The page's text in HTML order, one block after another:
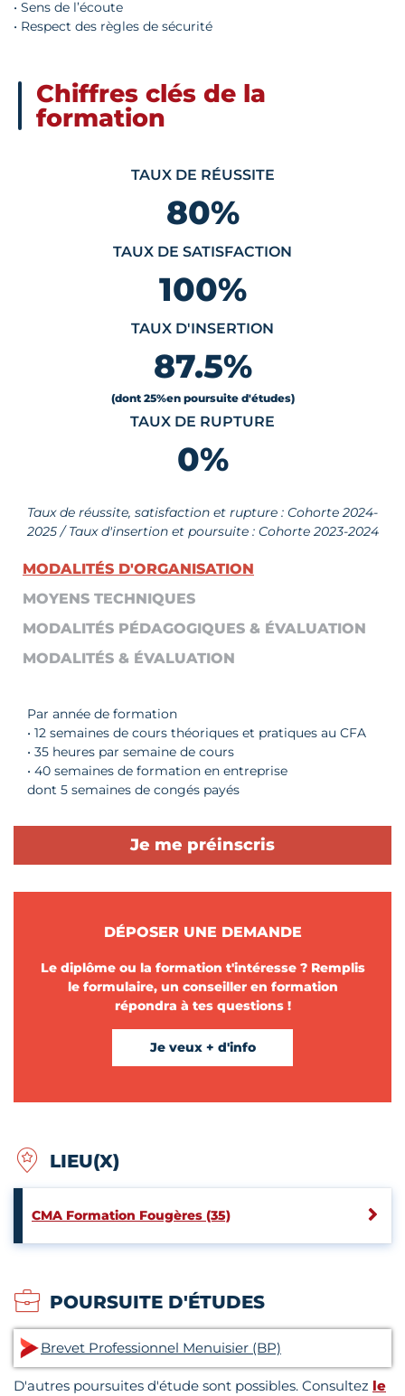
• Sens de l’écoute
• Respect des règles de sécurité
Chiffres clés de la
formation
TAUX DE RÉUSSITE
80%
TAUX DE SATISFACTION
100%
TAUX D'INSERTION
87.5%
(dont 25%en poursuite d'études)
TAUX DE RUPTURE
0%
Taux de réussite, satisfaction et rupture : Cohorte 2024-
2025 / Taux d'insertion et poursuite : Cohorte 2023-2024
MODALITÉS D'ORGANISATION
MOYENS TECHNIQUES
MODALITÉS PÉDAGOGIQUES & ÉVALUATION
MODALITÉS & ÉVALUATION
Par année de formation
• 12 semaines de cours théoriques et pratiques au CFA
• 35 heures par semaine de cours
• 40 semaines de formation en entreprise
dont 5 semaines de congés payés
Je me préinscris
DÉPOSER UNE DEMANDE
Le diplôme ou la formation t'intéresse ? Remplis
le formulaire, un conseiller en formation
répondra à tes questions !
Je veux + d'info
LIEU(X)
CMA Formation Fougères (35)
POURSUITE D'ÉTUDES
Brevet Professionnel Menuisier (BP)
D'autres poursuites d'étude sont possibles. Consultez le